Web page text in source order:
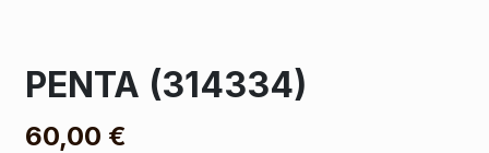
PENTA (314334)
60,00 €